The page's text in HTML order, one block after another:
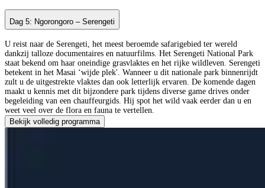
Dag 5: Ngorongoro – Serengeti
U reist naar de Serengeti, het meest beroemde safarigebied ter wereld
dankzij talloze documentaires en natuurfilms. Het Serengeti National Park
staat bekend om haar oneindige grasvlaktes en het rijke wildleven. Serengeti
betekent in het Masai ‘wijde plek'. Wanneer u dit nationale park binnenrijdt
zult u de uitgestrekte vlaktes dan ook letterlijk ervaren. De komende dagen
maakt u kennis met dit bijzondere park tijdens diverse game drives onder
begeleiding van een chauffeurgids. Hij spot het wild vaak eerder dan u en
weet veel over de flora en fauna te vertellen.
Bekijk volledig programma